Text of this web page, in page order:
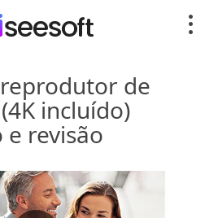
de
incluído)
revisão